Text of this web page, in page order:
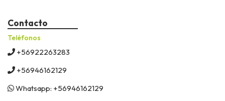
Contacto
Teléfonos
+56922263283
+56946162129
Whatsapp: +56946162129